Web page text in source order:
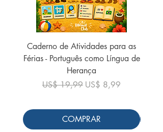
Caderno de Atividades para as
Férias - Português como Língua de
Herança
Preço normal
US$ 19,99 Preço promocional
US$ 8,99
COMPRAR